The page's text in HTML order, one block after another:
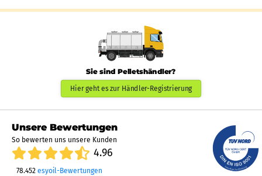
Sie sind Pelletshändler?
Hier geht es zur Händler-Registrierung
Unsere Bewertungen
So bewerten uns unsere Kunden
4.96
78.452 esyoil-Bewertungen